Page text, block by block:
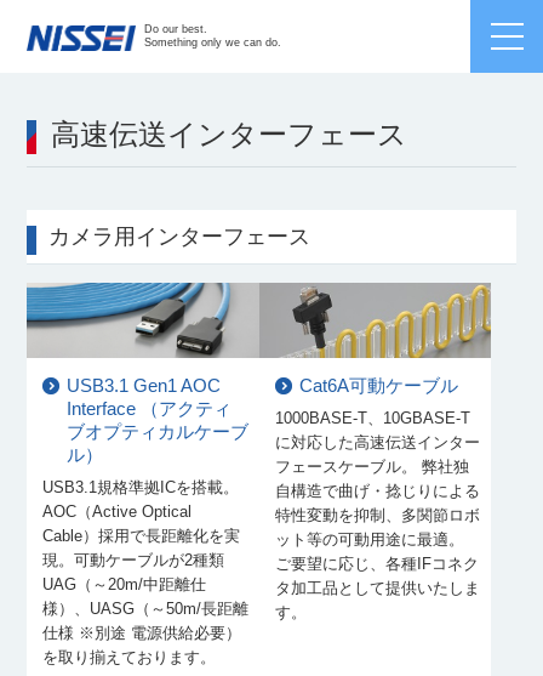
Do our best.
Something only we can do.
高速伝送インターフェース
カメラ用インターフェース
USB3.1 Gen1 AOC
Interface （アクティ
ブオプティカルケーブ
ル）
USB3.1規格準拠ICを搭載。
AOC（Active Optical
Cable）採用で長距離化を実
現。可動ケーブルが2種類
UAG（～20m/中距離仕
様）、UASG（～50m/長距離
仕様 ※別途 電源供給必要）
を取り揃えております。
Cat6A可動ケーブル
1000BASE-T、10GBASE-T
に対応した高速伝送インター
フェースケーブル。 弊社独
自構造で曲げ・捻じりによる
特性変動を抑制、多関節ロボ
ット等の可動用途に最適。
ご要望に応じ、各種IFコネク
タ加工品として提供いたしま
す。